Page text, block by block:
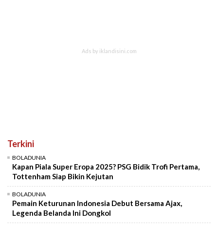
Terkini
BOLADUNIA
Kapan Piala Super Eropa 2025? PSG Bidik Trofi Pertama,
Tottenham Siap Bikin Kejutan
BOLADUNIA
Pemain Keturunan Indonesia Debut Bersama Ajax,
Legenda Belanda Ini Dongkol